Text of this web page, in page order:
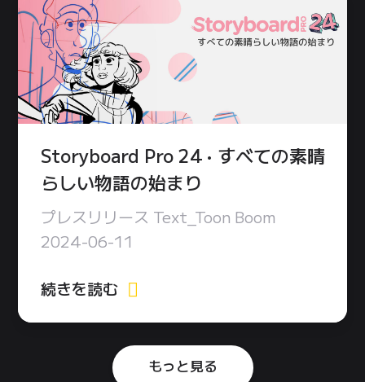
Storyboard Pro 24 • すべての素晴
らしい物語の始まり
プレスリリース Text_Toon Boom
2024-06-11
続きを読む
もっと見る